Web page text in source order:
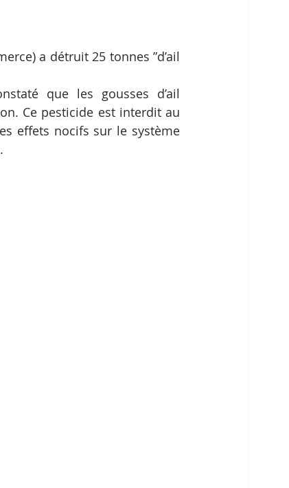
a détruit 25 tonnes ”d’ail
que les gousses d’ail
Ce pesticide est interdit au
effets nocifs sur le système